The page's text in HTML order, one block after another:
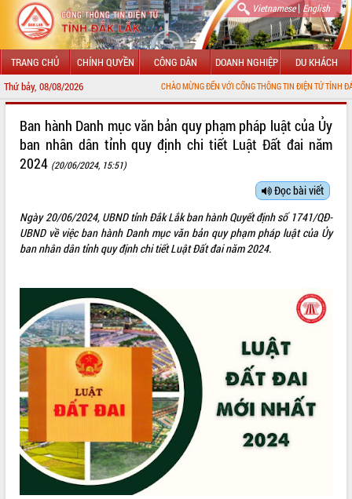
Vietnamese| English
TRANG CHỦ CHÍNH QUYỀN CÔNG DÂN DOANH NGHIỆP DU KHÁCH
Thứ bảy, 08/08/2026 CHÀO MỪNG ĐẾN VỚI CỔNG THÔNG TIN ĐIỆN TỬ TỈNH ĐẮK LẮK
LÃNH ĐẠO UBND TỈNH
SỞ, BAN, NGÀNH
UBND CÁC XÃ, PHƯỜNG
HỆ THỐNG VĂN BẢN
VĂN BẢN HĐND TỈNH
ĐIỂM TIN VĂN BẢN
QUY HOẠCH - KẾ HOẠCH
Ban hành Danh mục văn bản quy phạm pháp luật của Ủy
ban nhân dân tỉnh quy định chi tiết Luật Đất đai năm
2024 (20/06/2024, 15:51)
Đọc bài viết
Ngày 20/06/2024, UBND tỉnh Đắk Lắk ban hành Quyết định số 1741/QĐ-
UBND về việc ban hành Danh mục văn bản quy phạm pháp luật của Ủy
ban nhân dân tỉnh quy định chi tiết Luật Đất đai năm 2024.